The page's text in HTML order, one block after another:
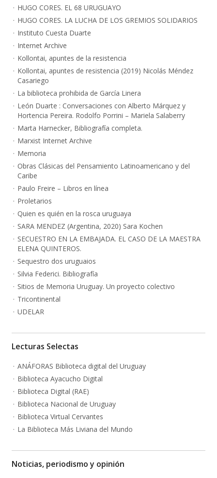
HUGO CORES. EL 68 URUGUAYO
HUGO CORES. LA LUCHA DE LOS GREMIOS SOLIDARIOS
Instituto Cuesta Duarte
Internet Archive
Kollontai, apuntes de la resistencia
Kollontai, apuntes de resistencia (2019) Nicolás Méndez
Casariego
La biblioteca prohibida de García Linera
León Duarte : Conversaciones con Alberto Márquez y
Hortencia Pereira. Rodolfo Porrini – Mariela Salaberry
Marta Harnecker, Bibliografía completa.
Marxist Internet Archive
Memoria
Obras Clásicas del Pensamiento Latinoamericano y del
Caribe
Paulo Freire – Libros en línea
Proletarios
Quien es quién en la rosca uruguaya
SARA MENDEZ (Argentina, 2020) Sara Kochen
SECUESTRO EN LA EMBAJADA. EL CASO DE LA MAESTRA
ELENA QUINTEROS.
Sequestro dos uruguaios
Silvia Federici. Bibliografía
Sitios de Memoria Uruguay. Un proyecto colectivo
Tricontinental
UDELAR
Lecturas Selectas
ANÁFORAS Biblioteca digital del Uruguay
Biblioteca Ayacucho Digital
Biblioteca Digital (RAE)
Biblioteca Nacional de Uruguay
Biblioteca Virtual Cervantes
La Biblioteca Más Liviana del Mundo
Noticias, periodismo y opinión